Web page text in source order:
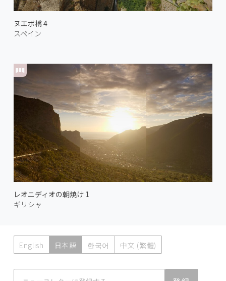
ヌエボ橋 4
スペイン
レオニディオの朝焼け 1
ギリシャ
English 日本語 한국어 中文 (繁體)
Atmoph News